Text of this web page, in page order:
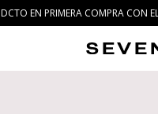
DCTO EN PRIMERA COMPRA CON